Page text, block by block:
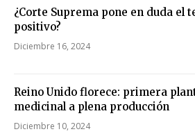
¿Corte Suprema pone en duda el
positivo?
Diciembre 16, 2024
Reino Unido florece: primera
medicinal a plena producción
Diciembre 10, 2024